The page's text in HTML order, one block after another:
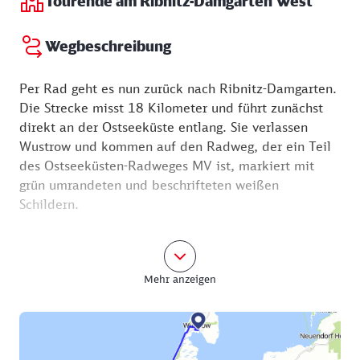
Wegbeschreibung
Per Rad geht es nun zurück nach Ribnitz-Damgarten.
Die Strecke misst 18 Kilometer und führt zunächst
direkt an der Ostseeküste entlang. Sie verlassen
Wustrow und kommen auf den Radweg, der ein Teil
des Ostseeküsten-Radweges MV ist, markiert mit
grün umrandeten und beschrifteten weißen
Schildern.
Verführungen lauern am Wegesrand, so in Gestalt des
Restaurants Dat Schnitzelhus oder der Gaststätte
Pfannkuchenhaus. Von der Waldstraße geht es
vorüber, bis Sie auf den Farnweg treffen. Folgen Sie
ihm, er geht in den Heckenweg und den
Mehr anzeigen